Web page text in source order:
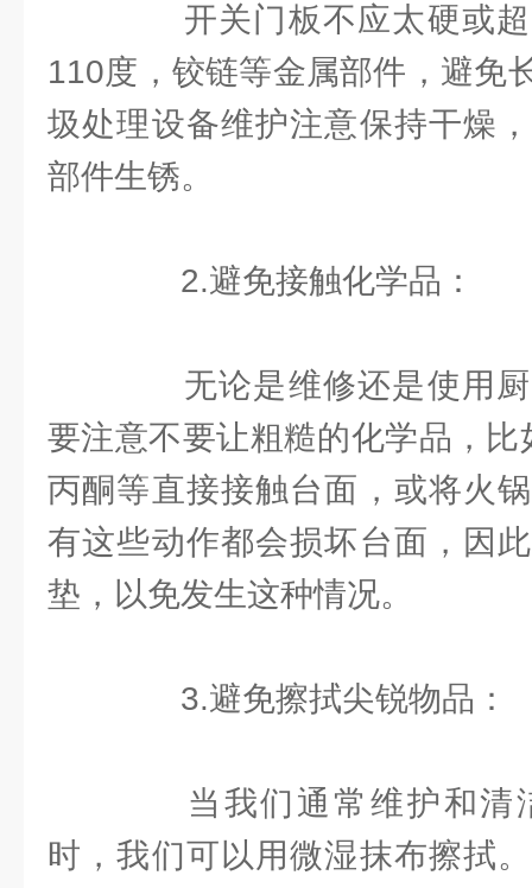
开关门板不应太硬或超
110度，铰链等金属部件，避免
圾处理设备维护注意保持干燥
部件生锈。
2.避免接触化学品：
无论是维修还是使用厨
要注意不要让粗糙的化学品，
丙酮等直接接触台面，或将火
有这些动作都会损坏台面，因
垫，以免发生这种情况。
3.避免擦拭尖锐物品：
当我们通常维护和清
时，我们可以用微湿抹布擦拭